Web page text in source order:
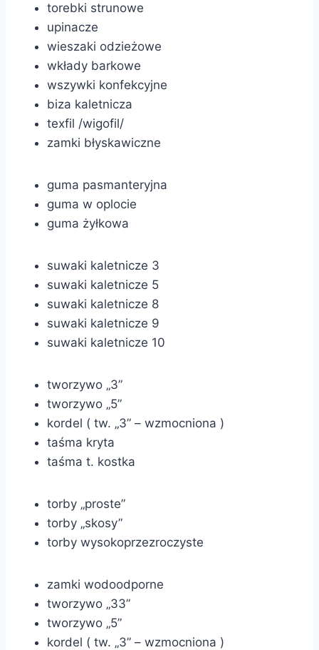
torebki strunowe
upinacze
wieszaki odzieżowe
wkłady barkowe
wszywki konfekcyjne
biza kaletnicza
texfil /wigofil/
zamki błyskawiczne
guma pasmanteryjna
guma w oplocie
guma żyłkowa
suwaki kaletnicze 3
suwaki kaletnicze 5
suwaki kaletnicze 8
suwaki kaletnicze 9
suwaki kaletnicze 10
tworzywo „3”
tworzywo „5”
kordel ( tw. „3” – wzmocniona )
taśma kryta
taśma t. kostka
torby „proste”
torby „skosy”
torby wysokoprzezroczyste
zamki wodoodporne
tworzywo „33”
tworzywo „5”
kordel ( tw. „3” – wzmocniona )